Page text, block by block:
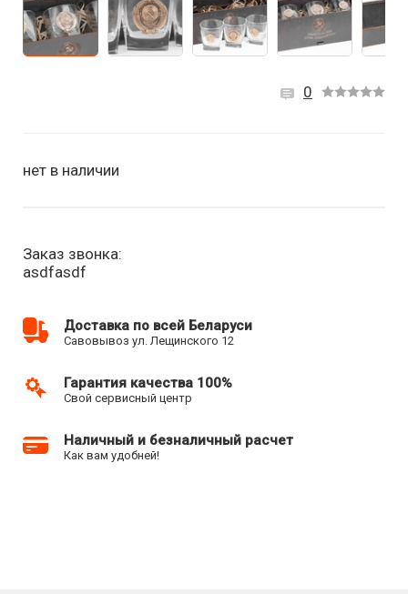
0
нет в наличии
Заказ звонка:
asdfasdf
Доставка по всей Беларуси
Савовывоз ул. Лещинского 12
Гарантия качества 100%
Свой сервисный центр
Наличный и безналичный расчет
Как вам удобней!